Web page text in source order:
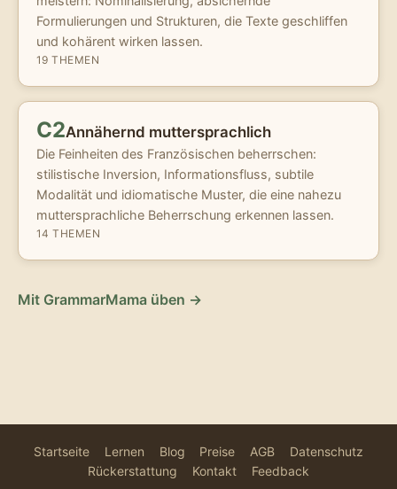
Formulierungen und Strukturen, die Texte geschliffen
und kohärent wirken lassen.
19 THEMEN
C2Annähernd muttersprachlich
Die Feinheiten des Französischen beherrschen:
stilistische Inversion, Informationsfluss, subtile
Modalität und idiomatische Muster, die eine nahezu
muttersprachliche Beherrschung erkennen lassen.
14 THEMEN
Mit GrammarMama üben →
Startseite Lernen Blog Preise AGB
Datenschutz
Rückerstattung
Kontakt Feedback